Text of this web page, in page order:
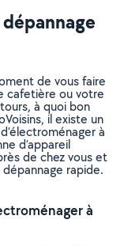
de vous faire
cafetière ou votre
à quoi bon
il existe un
à
d’appareil
de chez vous et
rapide.
à